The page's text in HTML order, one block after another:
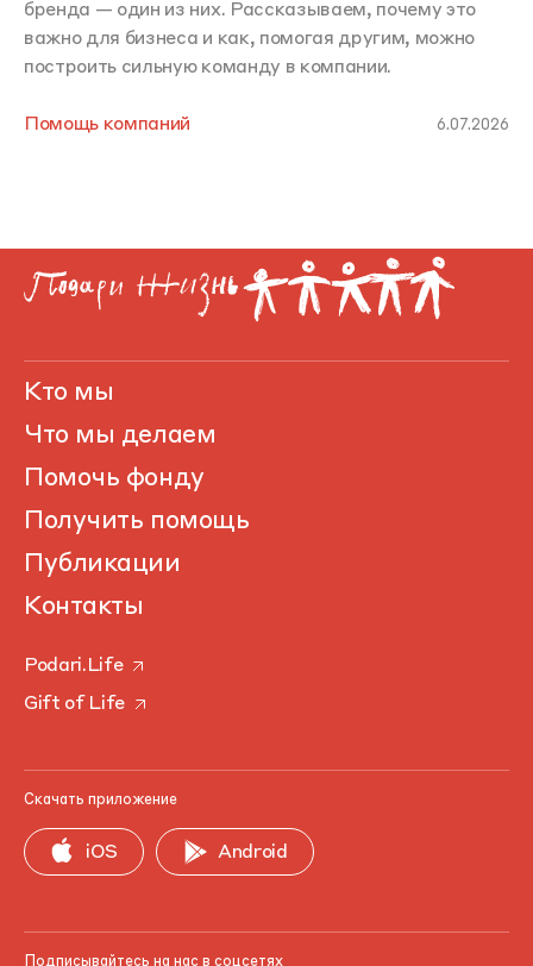
бренда — один из них. Рассказываем, почему это
важно для бизнеса и как, помогая другим, можно
построить сильную команду в компании.
Помощь компаний 6.07.2026
Кто мы
Что мы делаем
Помочь фонду
Получить помощь
Публикации
Контакты
Podari.Life
Gift of Life
Скачать приложение
iOS Android
Подписывайтесь на нас в соцсетях